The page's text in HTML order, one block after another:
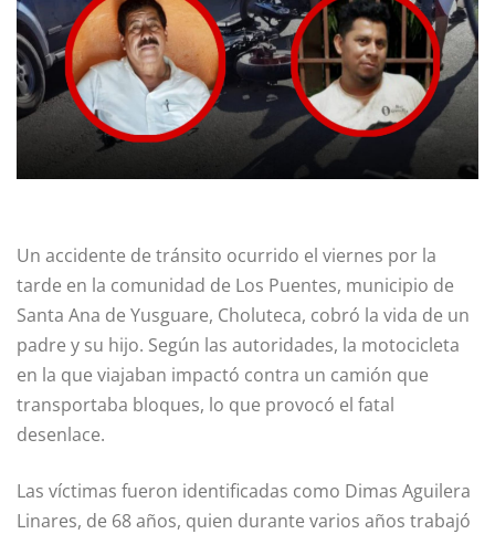
Un accidente de tránsito ocurrido el viernes por la
tarde en la comunidad de Los Puentes, municipio de
Santa Ana de Yusguare, Choluteca, cobró la vida de un
padre y su hijo. Según las autoridades, la motocicleta
en la que viajaban impactó contra un camión que
transportaba bloques, lo que provocó el fatal
desenlace.
Las víctimas fueron identificadas como Dimas Aguilera
Linares, de 68 años, quien durante varios años trabajó